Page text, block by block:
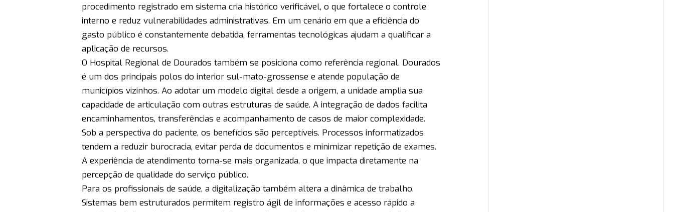
procedimento registrado em sistema cria histórico verificável, o que fortalece o controle
interno e reduz vulnerabilidades administrativas. Em um cenário em que a eficiência do
gasto público é constantemente debatida, ferramentas tecnológicas ajudam a qualificar a
aplicação de recursos.
O Hospital Regional de Dourados também se posiciona como referência regional. Dourados
é um dos principais polos do interior sul-mato-grossense e atende população de
municípios vizinhos. Ao adotar um modelo digital desde a origem, a unidade amplia sua
capacidade de articulação com outras estruturas de saúde. A integração de dados facilita
encaminhamentos, transferências e acompanhamento de casos de maior complexidade.
Sob a perspectiva do paciente, os benefícios são perceptíveis. Processos informatizados
tendem a reduzir burocracia, evitar perda de documentos e minimizar repetição de exames.
A experiência de atendimento torna-se mais organizada, o que impacta diretamente na
percepção de qualidade do serviço público.
Para os profissionais de saúde, a digitalização também altera a dinâmica de trabalho.
Sistemas bem estruturados permitem registro ágil de informações e acesso rápido a